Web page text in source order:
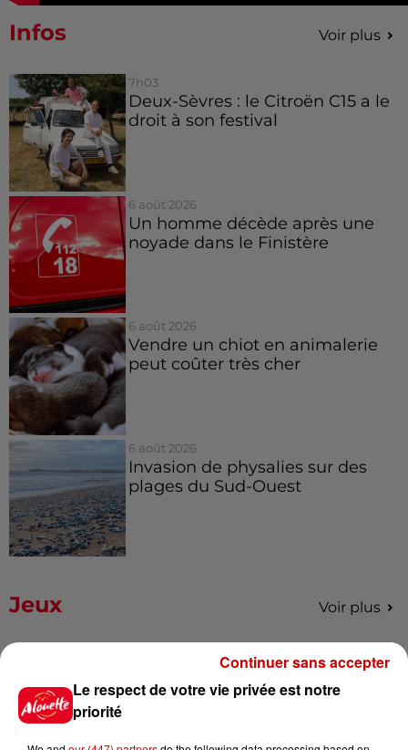
Infos Voir plus
7h03
Deux-Sèvres : le Citroën C15 a le
droit à son festival
6 août 2026
Un homme décède après une
noyade dans le Finistère
6 août 2026
Vendre un chiot en animalerie
peut coûter très cher
6 août 2026
Invasion de physalies sur des
plages du Sud-Ouest
Jeux Voir plus
Gagnez vos places pour le
Le respect de votre vie privée est notre
priorité
Continuer sans accepter